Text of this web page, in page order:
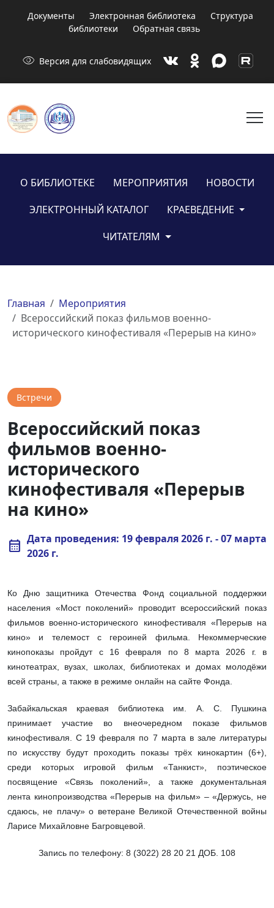
Документы Электронная библиотека
Структура
библиотеки
Обратная связь
visibility Версия для слабовидящих
menu
О БИБЛИОТЕКЕ МЕРОПРИЯТИЯ
НОВОСТИ
ЭЛЕКТРОННЫЙ КАТАЛОГ
КРАЕВЕДЕНИЕ
ЧИТАТЕЛЯМ
Главная
Мероприятия
Всероссийский показ фильмов военно-
исторического кинофестиваля «Перерыв на кино»
Встречи
Всероссийский показ
фильмов военно-
исторического
кинофестиваля «Перерыв
на кино»
calendar_month Дата проведения: 19 февраля 2026 г. - 07 марта
2026 г.
Ко Дню защитника Отечества Фонд социальной поддержки
населения «Мост поколений» проводит всероссийский показ
фильмов военно-исторического кинофестиваля «Перерыв на
кино» и телемост с героиней фильма. Некоммерческие
кинопоказы пройдут с 16 февраля по 8 марта 2026 г. в
кинотеатрах, вузах, школах, библиотеках и домах молодёжи
всей страны, а также в режиме онлайн на сайте Фонда.
Забайкальская краевая библиотека им. А. С. Пушкина
принимает участие во внеочередном показе фильмов
кинофестиваля. С 19 февраля по 7 марта в зале литературы
по искусству будут проходить показы трёх кинокартин (6+),
среди которых игровой фильм «Танкист», поэтическое
посвящение «Связь поколений», а также документальная
лента кинопроизводства «Перерыв на фильм» – «Держусь, не
сдаюсь, не плачу» о ветеране Великой Отечественной войны
Ларисе Михайловне Багровцевой.
Запись по телефону: 8 (3022) 28 20 21 ДОБ. 108